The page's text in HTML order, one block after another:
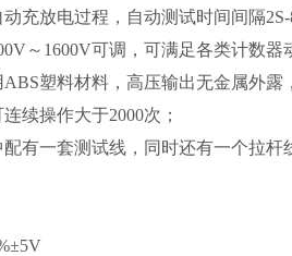
充放电过程，自动测试时间间隔2S-
～1600V可调，可满足各类计数器
塑料材料，高压输出无金属外露
续操作大于2000次；
有一套测试线，同时还有一个拉杆